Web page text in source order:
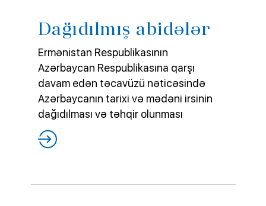
Dağıdılmış abidələr
Ermənistan Respublikasının
Azərbaycan Respublikasına qarşı
davam edən təcavüzü nəticəsində
Azərbaycanın tarixi və mədəni irsinin
dağıdılması və təhqir olunması